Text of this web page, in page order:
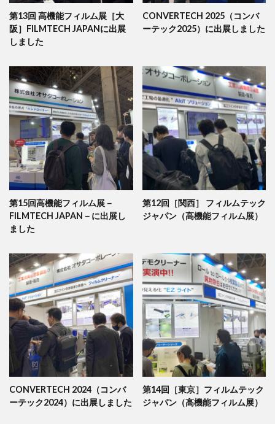
第13回 高機能フィルム展［大
阪］FILMTECH JAPANに出展
しました
CONVERTECH 2025（コンバ
ーテック2025）に出展しました
第15回高機能フィルム展－
FILMTECH JAPAN－に出展し
ました
第12回［関西］ フィルムテック
ジャパン（高機能フィルム展）
CONVERTECH 2024（コンバ
ーテック2024）に出展しました
第14回［東京］フィルムテック
ジャパン（高機能フィルム展）